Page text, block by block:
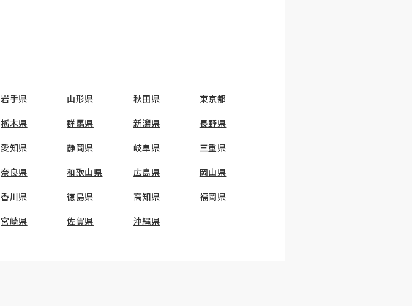
岩手県 山形県 秋田県 東京都
栃木県 群馬県 新潟県 長野県
愛知県 静岡県 岐阜県 三重県
奈良県 和歌山県 広島県 岡山県
香川県 徳島県 高知県 福岡県
宮崎県 佐賀県 沖縄県